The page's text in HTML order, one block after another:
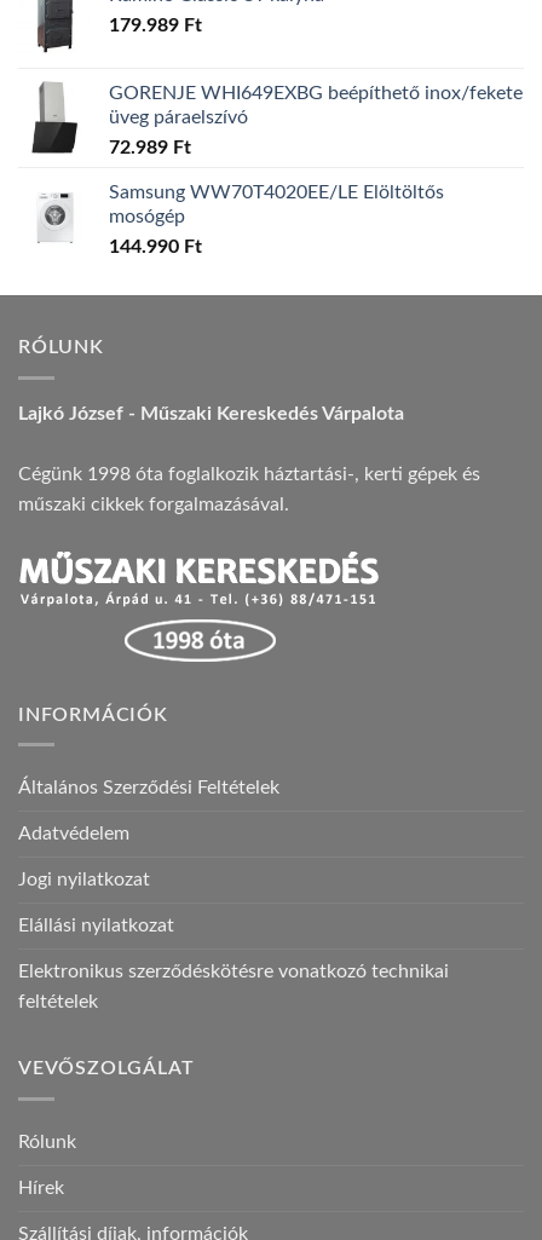
179.989 Ft
GORENJE WHI649EXBG beépíthető inox/fekete
üveg páraelszívó
72.989 Ft
Samsung WW70T4020EE/LE Elöltöltős
mosógép
144.990 Ft
RÓLUNK
Lajkó József - Műszaki Kereskedés Várpalota
Cégünk 1998 óta foglalkozik háztartási-, kerti gépek és
műszaki cikkek forgalmazásával.
INFORMÁCIÓK
Általános Szerződési Feltételek
Adatvédelem
Jogi nyilatkozat
Elállási nyilatkozat
Elektronikus szerződéskötésre vonatkozó technikai
feltételek
VEVŐSZOLGÁLAT
Rólunk
Hírek
Szállítási díjak, információk